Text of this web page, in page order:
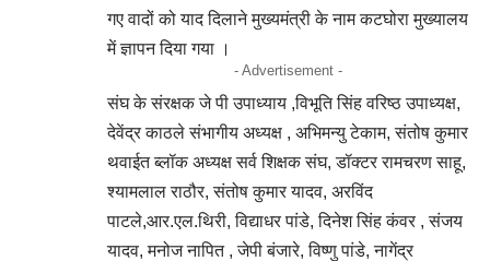
गए वादों को याद दिलाने मुख्यमंत्री के नाम कटघोरा मुख्यालय
में ज्ञापन दिया गया ।
- Advertisement -
संघ के संरक्षक जे पी उपाध्याय ,विभूति सिंह वरिष्ठ उपाध्यक्ष,
देवेंद्र काठले संभागीय अध्यक्ष , अभिमन्यु टेकाम, संतोष कुमार
थवाईत ब्लॉक अध्यक्ष सर्व शिक्षक संघ, डॉक्टर रामचरण साहू,
श्यामलाल राठौर, संतोष कुमार यादव, अरविंद
पाटले,आर.एल.थिरी, विद्याधर पांडे, दिनेश सिंह कंवर , संजय
यादव, मनोज नापित , जेपी बंजारे, विष्णु पांडे, नागेंद्र